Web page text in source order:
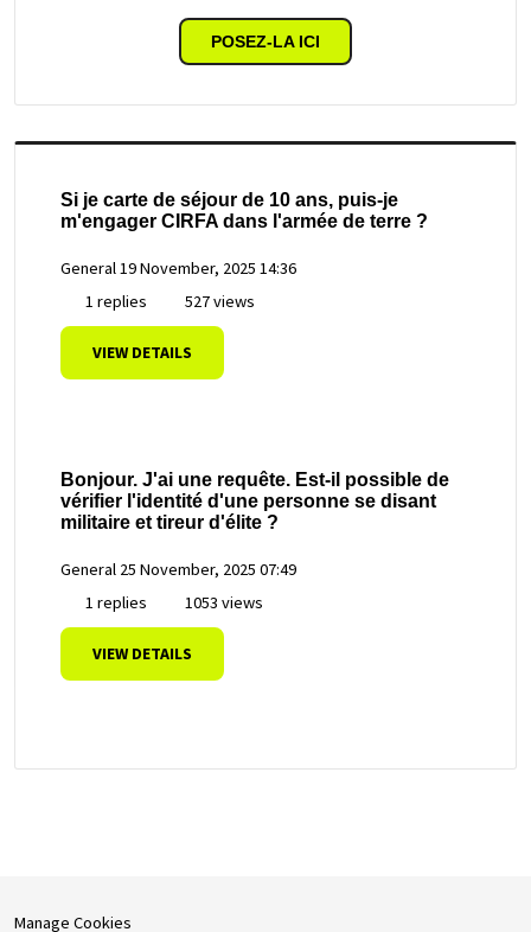
POSEZ-LA ICI
Si je carte de séjour de 10 ans, puis-je
m'engager CIRFA dans l'armée de terre ?
General19 November, 2025 14:36
1 replies
527 views
VIEW DETAILS
Bonjour. J'ai une requête. Est-il possible de
vérifier l'identité d'une personne se disant
militaire et tireur d'élite ?
General 25 November, 2025 07:49
1 replies
1053 views
VIEW DETAILS
Manage Cookies